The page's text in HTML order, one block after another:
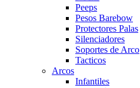
Peeps
Pesos Barebow
Protectores Palas
Silenciadores
Soportes de Arco
Tacticos
Arcos
Infantiles